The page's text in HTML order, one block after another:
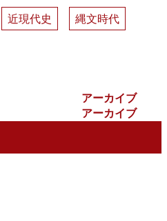
近現代史 縄文時代
アーカイブ
アーカイブ